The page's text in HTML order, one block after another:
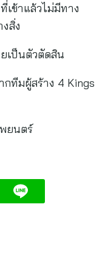
เข้าแล้วไม่มีทาง
สิ่ง
เป็นตัวตัดสิน
ทีมผู้สร้าง 4 Kings
ยนตร์